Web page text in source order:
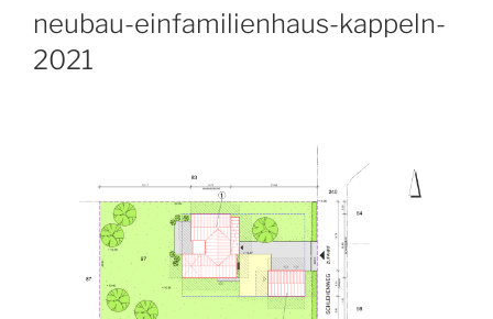
neubau-einfamilienhaus-kappeln-
2021